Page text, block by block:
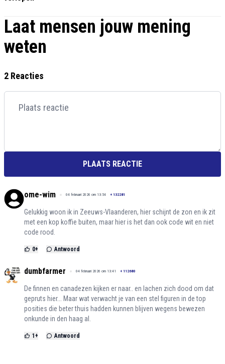
Laat mensen jouw mening
weten
2 Reacties
PLAATS REACTIE
ome-wim 04 februari 2026 om 13:54 + 132281
Gelukkig woon ik in Zeeuws-Vlaanderen, hier schijnt de zon en ik zit
met een kop koffie buiten, maar hier is het dan ook code wit en niet
code rood.
0+ Antwoord
dumbfarmer 04 februari 2026 om 13:41 + 112680
De finnen en canadezen kijken er naar.. en lachen zich dood om dat
gepruts hier... Maar wat verwacht je van een stel figuren in de top
posities die beter thuis hadden kunnen blijven wegens bewezen
onkunde in den haag al.
1 + Antwoord